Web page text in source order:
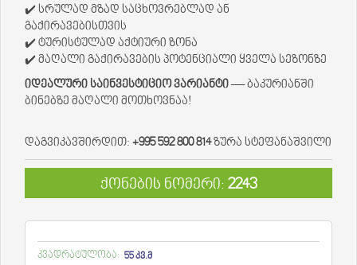
✔️ სრულად მზად საცხოვრებლად ან
გაქირავებისთვის
✔️ ტურისტულად აქტიური ზონა
✔️ მაღალი გაქირავების პოტენციალი ყველა სეზონზე
იდეალური საინვესტიციო ვარიანტი— ბაკურიანში
ბინებზე მაღალი მოთხოვნაა!
დაგვიკავშირდით: +995 592 800 814ზურა სტეფანაშვილი
ქონების ნომერი: 2243
კვადრატულობა: 55 კვ.მ